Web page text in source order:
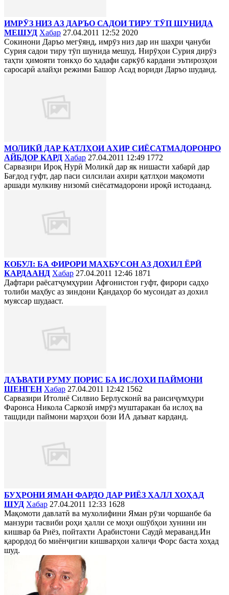
ИМРӮЗ НИЗ АЗ ДАРЪО САДОИ ТИРУ ТӮП ШУНИДА
МЕШУД Хабар 27.04.2011 12:52 2020
Сокинони Даръо мегӯянд, имрӯз низ дар ин шаҳри ҷануби
Сурия садои тиру тӯп шунида мешуд. Нирӯҳои Сурия дирӯз
таҳти ҳимояти тонкҳо бо ҳадафи саркӯб кардани эътирозҳои
саросарӣ алайҳи режими Башор Асад вориди Даръо шуданд.
МОЛИКӢ ДАР ҚАТЛҲОИ АХИР СИЁСАТМАДОРОНРО
АЙБДОР КАРД Хабар 27.04.2011 12:49 1772
Сарвазири Ироқ Нурӣ Моликӣ дар як нишасти хабарӣ дар
Бағдод гуфт, дар паси силсилаи ахири қатлҳои мақомоти
аршади мулкиву низомӣ сиёсатмадорони ироқӣ истодаанд.
КОБУЛ: БА ФИРОРИ МАҲБУСОН АЗ ДОХИЛ ЁРӢ
КАРДААНД Хабар 27.04.2011 12:46 1871
Дафтари раёсатҷумҳурии Афғонистон гуфт, фирори садҳо
толиби маҳбус аз зиндони Қандаҳор бо мусоидат аз дохил
муяссар шудааст.
ДАЪВАТИ РУМУ ПОРИС БА ИСЛОҲИ ПАЙМОНИ
ШЕНГЕН Хабар 27.04.2011 12:42 1562
Сарвазири Итолиё Силвио Берлусконӣ ва раисиҷумҳури
Фаронса Никола Саркозӣ имрӯз муштаракан ба ислоҳ ва
ташдиди паймони марзҳои бози ИА даъват карданд.
БУҲРОНИ ЯМАН ФАРДО ДАР РИЁЗ ҲАЛЛ ХОҲАД
ШУД Хабар 27.04.2011 12:33 1628
Мақомоти давлатӣ ва мухолифини Яман рӯзи чоршанбе ба
манзури тасвиби роҳи ҳалли се моҳи ошӯбҳои хунини ин
кишвар ба Риёз, пойтахти Арабистони Саудӣ мераванд.Ин
қарордод бо миёнҷигии кишварҳои халиҷи Форс баста хоҳад
шуд.